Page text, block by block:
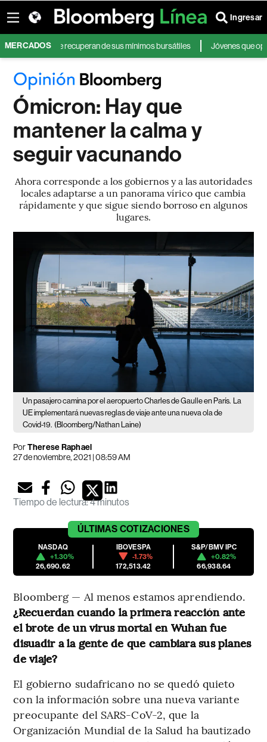
Ingresar
MERCADOS
y se recuperan de sus mínimos bursátiles Jóvenes que operan en
Ómicron: Hay que
mantener la calma y
seguir vacunando
Ahora corresponde a los gobiernos y a las autoridades
locales adaptarse a un panorama vírico que cambia
rápidamente y que sigue siendo borroso en algunos
lugares.
Un pasajero camina por el aeropuerto Charles de Gaulle en París.
La
UE implementará nuevas reglas de viaje ante una nueva ola de
Covid-19. (Bloomberg/Nathan Laine)
PorTherese Raphael
27 de noviembre, 2021 | 08:59 AM
Tiempo de lectura:4 minutos
ÚLTIMAS COTIZACIONES
NASDAQ
+1.30%
26,690.62
IBOVESPA
-1.73%
172,513.42
S&P/BMV IPC
+0.82%
66,938.64
Bloomberg — Al menos estamos aprendiendo.
¿Recuerdan cuando la primera reacción ante
el brote de un virus mortal en Wuhan fue
disuadir a la gente de que cambiara sus planes
de viaje?
El gobierno sudafricano no se quedó quieto
con la información sobre una nueva variante
preocupante del SARS-CoV-2, que la
Organización Mundial de la Salud ha bautizado